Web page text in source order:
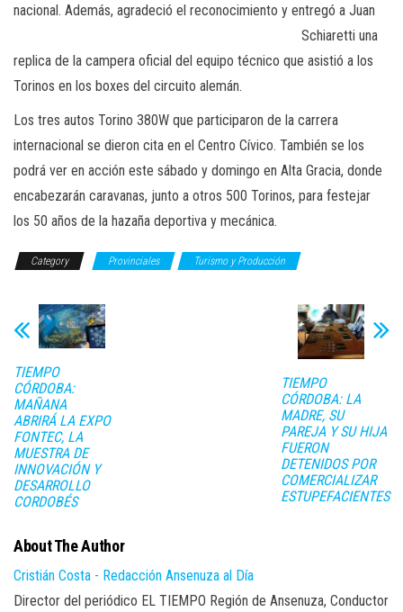
nacional. Además, agradeció el reconocimiento y entregó a Juan
Schiaretti una
replica de la campera oficial del equipo técnico que asistió a los
Torinos en los boxes del circuito alemán.
Los tres autos Torino 380W que participaron de la carrera
internacional se dieron cita en el Centro Cívico. También se los
podrá ver en acción este sábado y domingo en Alta Gracia, donde
encabezarán caravanas, junto a otros 500 Torinos, para festejar
los 50 años de la hazaña deportiva y mecánica.
Category Provinciales Turismo y Producción
TIEMPO
CÓRDOBA:
MAÑANA
ABRIRÁ LA EXPO
FONTEC, LA
MUESTRA DE
INNOVACIÓN Y
DESARROLLO
CORDOBÉS
TIEMPO
CÓRDOBA: LA
MADRE, SU
PAREJA Y SU HIJA
FUERON
DETENIDOS POR
COMERCIALIZAR
ESTUPEFACIENTES
About The Author
Cristián Costa - Redacción Ansenuza al Día
Director del periódico EL TIEMPO Región de Ansenuza, Conductor